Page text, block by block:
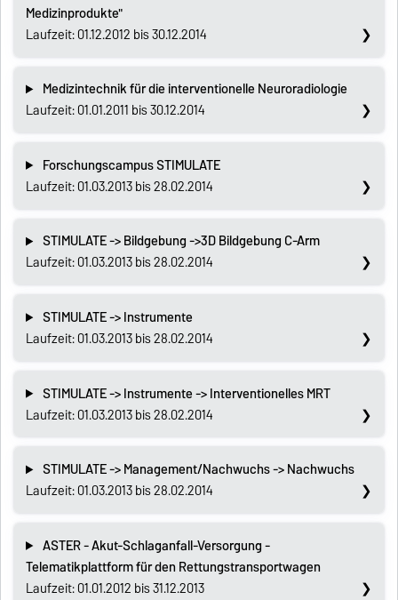
Medizinprodukte"
Laufzeit: 01.12.2012 bis 30.12.2014
Medizintechnik für die interventionelle Neuroradiologie
Laufzeit: 01.01.2011 bis 30.12.2014
Forschungscampus STIMULATE
Laufzeit: 01.03.2013 bis 28.02.2014
STIMULATE -> Bildgebung ->3D Bildgebung C-Arm
Laufzeit: 01.03.2013 bis 28.02.2014
STIMULATE -> Instrumente
Laufzeit: 01.03.2013 bis 28.02.2014
STIMULATE -> Instrumente -> Interventionelles MRT
Laufzeit: 01.03.2013 bis 28.02.2014
STIMULATE -> Management/Nachwuchs -> Nachwuchs
Laufzeit: 01.03.2013 bis 28.02.2014
ASTER - Akut-Schlaganfall-Versorgung -
Telematikplattform für den Rettungstransportwagen
Laufzeit: 01.01.2012 bis 31.12.2013